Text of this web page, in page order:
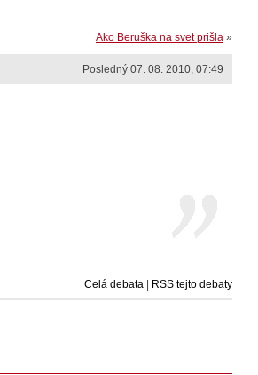
Ako Beruška na svet prišla »
Posledný 07. 08. 2010, 07:49
Celá debata RSS tejto debaty